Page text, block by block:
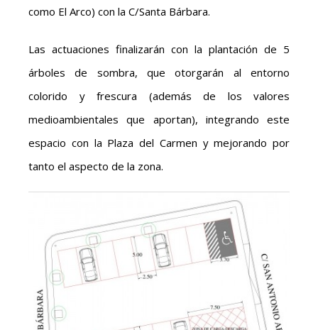
como El Arco) con la C/Santa Bárbara.
Las actuaciones finalizarán con la plantación de 5
árboles de sombra, que otorgarán al entorno
colorido y frescura (además de los valores
medioambientales que aportan), integrando este
espacio con la Plaza del Carmen y mejorando por
tanto el aspecto de la zona.